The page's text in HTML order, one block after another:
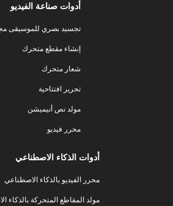
أدوات صناعة الفيديو
تجسيد بصري للموسيقى
إنشاء مقطع متحرك
شعار متحرك
تحرير افتتاحية
مولد نص أنيميشن
محرر فيديو
أدوات الذكاء الاصطناعي
محرر الفيديو بالذكاء الاصطناعي
مولد المقاطع المتحركة بالذكاء